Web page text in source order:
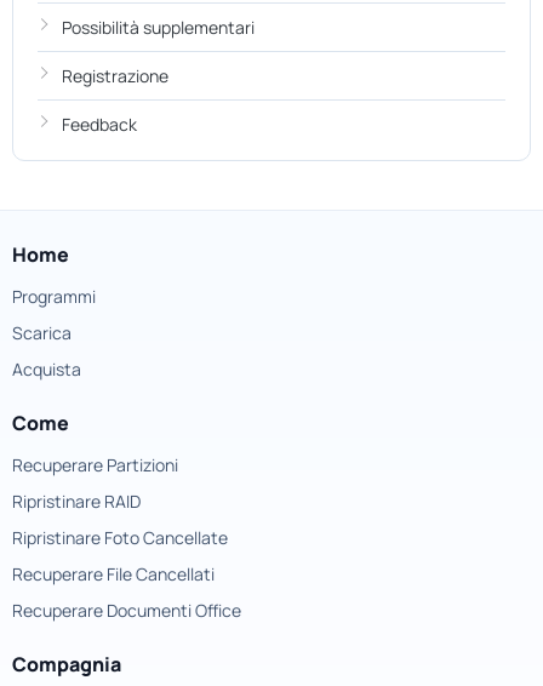
Possibilità supplementari
Registrazione
Feedback
Home
Programmi
Scarica
Acquista
Come
Recuperare Partizioni
Ripristinare RAID
Ripristinare Foto Cancellate
Recuperare File Cancellati
Recuperare Documenti Office
Compagnia